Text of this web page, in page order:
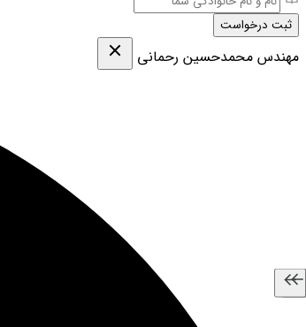
ثبت درخواست
مهندس محمدحسین رحمانی